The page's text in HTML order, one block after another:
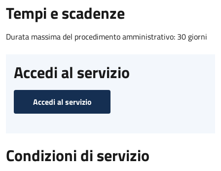
Tempi e scadenze
Durata massima del procedimento amministrativo: 30 giorni
Accedi al servizio
Accedi al servizio
Condizioni di servizio